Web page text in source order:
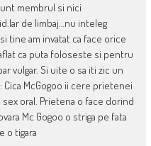
membrul si nici
de limbaj…nu inteleg
tine am invatat ca face orice
ca puta foloseste si pentru
vulgar. Si uite o sa iti zic un
McGogoo ii cere prietenei
oral. Prietena o face dorind
Mc Gogoo o striga pe fata
o tigara